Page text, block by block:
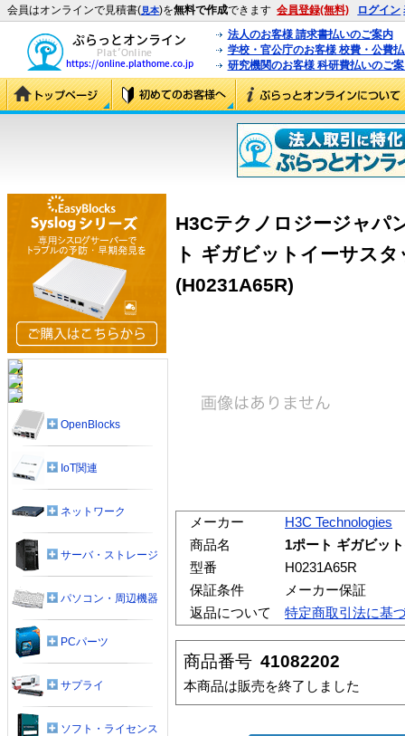
会員はオンラインで見積書(見本)を無料で作成できます 会員登録(無料) ログイン
法人のお客様 請求書払いのご案内
学校・官公庁のお客様 校費・公費
研究機関のお客様 科研費払いのご
H3Cテクノロジージャパ
ト ギガビットイーサス
(H0231A65R)
メーカー
H3C Technologies
商品名
1ポート ギガビッ
型番
H0231A65R
保証条件
メーカー保証
返品について
特定商取引法に基
商品番号 41082202
本商品は販売を終了しました
OpenBlocks
IoT関連
ネットワーク
サーバ・ストレージ
パソコン・周辺機器
PCパーツ
サプライ
ソフト・ライセンス